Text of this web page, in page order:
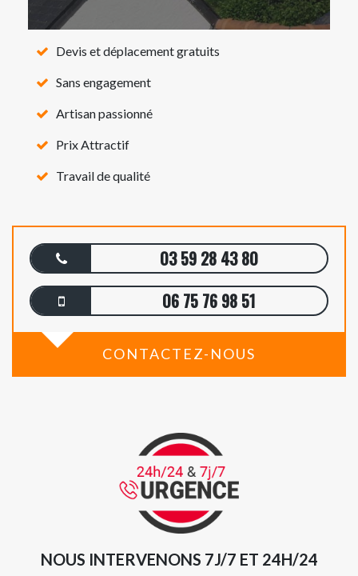
Devis et déplacement gratuits
Sans engagement
Artisan passionné
Prix Attractif
Travail de qualité
03 59 28 43 80
06 75 76 98 51
CONTACTEZ-NOUS
NOUS INTERVENONS 7J/7 ET 24H/24